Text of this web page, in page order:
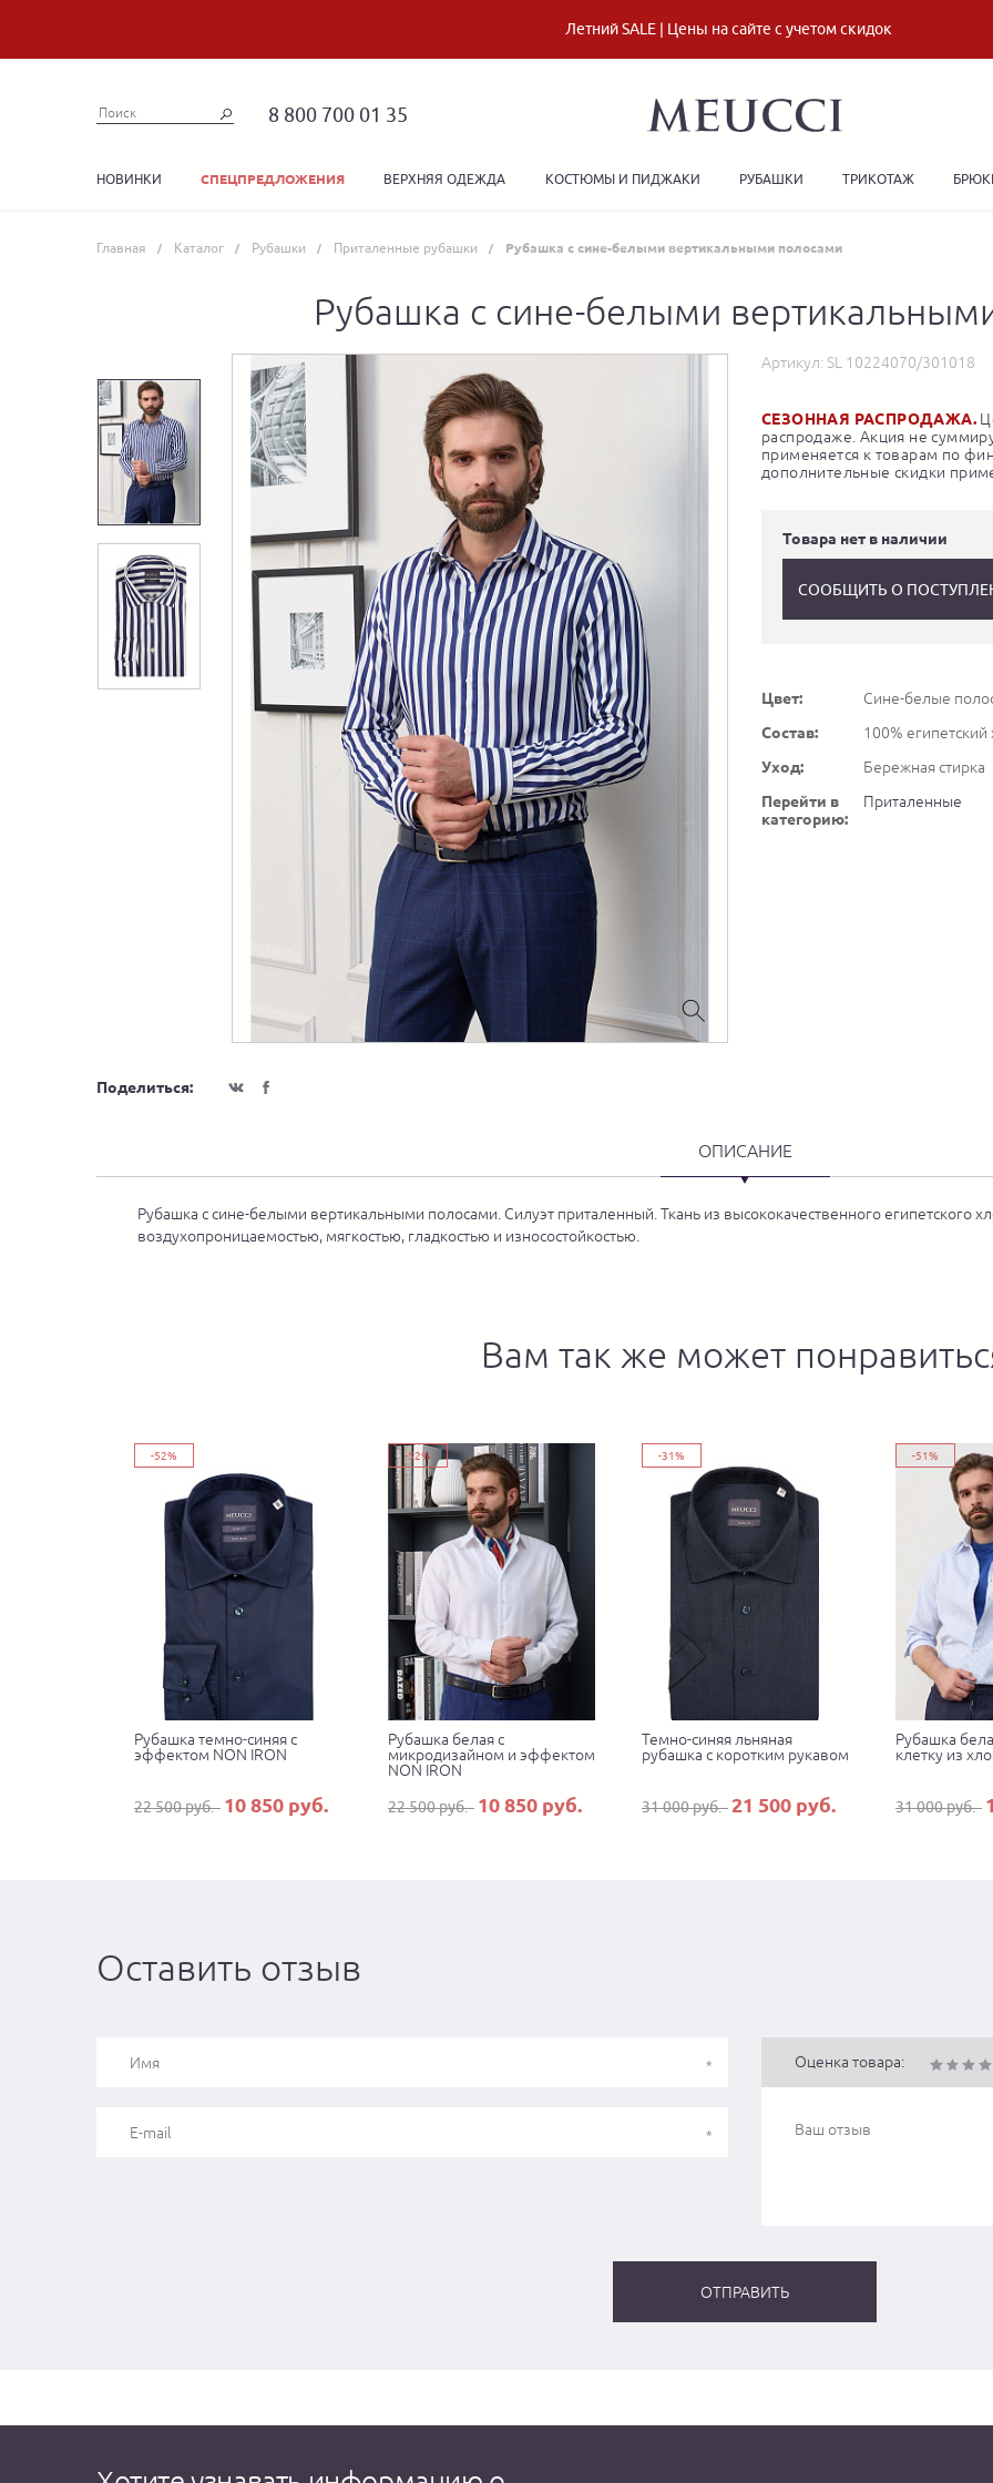
Летний SALE | Цены на сайте с учетом скидок
8 800 700 01 35
НОВИНКИ СПЕЦПРЕДЛОЖЕНИЯ ВЕРХНЯЯ ОДЕЖДА КОСТЮМЫ И ПИДЖАКИ РУБАШКИ ТРИКОТАЖ
Главная Каталог Рубашки Приталенные рубашки Рубашка с сине-белыми вертикальными полосами
Рубашка с сине-белыми
Поделиться:
Артикул: SL 10224070/301018
СЕЗОННАЯ РАСПРОДАЖА.
распродаже. Акция не
применяется к товарам по
дополнительные скидки
Товара нет в наличии
СООБЩИТЬ О
Цвет:
Сине-белые
Состав:
100% египетский
Уход:
Бережная стирка
Перейти в
категорию:
Приталенные
ОПИСАНИЕ
Рубашка с сине-белыми вертикальными полосами. Силуэт приталенный. Ткань из высококачественного египетского
воздухопроницаемостью, мягкостью, гладкостью и износостойкостью.
Вам так же может
-52%
Рубашка темно-синяя с
эффектом NON IRON
22 500 руб. 10 850 руб.
-52%
Рубашка белая с
микродизайном и эффектом
NON IRON
22 500 руб. 10 850 руб.
-31%
Темно-синяя льняная
рубашка с коротким рукавом
31 000 руб. 21 500 руб.
-51%
Рубашка
клетку из
31 000 руб.
Оставить отзыв
Оценка товара: